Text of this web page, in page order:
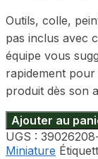
Outils, colle,
pas inclus avec
équipe vous
rapidement
produit dès son
Ajouter au
UGS :
Miniature